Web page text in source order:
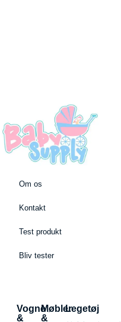
Om os
Kontakt
Test produkt
Bliv tester
Bedste puslepude 2026
Vogne
&
Møbler
&
Legetøj